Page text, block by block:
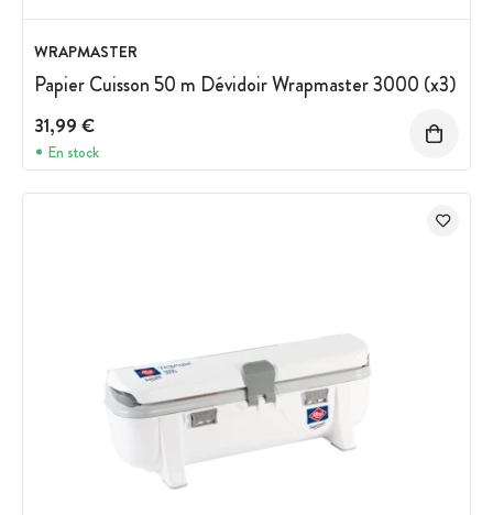
WRAPMASTER
Papier Cuisson 50 m Dévidoir Wrapmaster 3000 (x3)
31,99 €
En stock